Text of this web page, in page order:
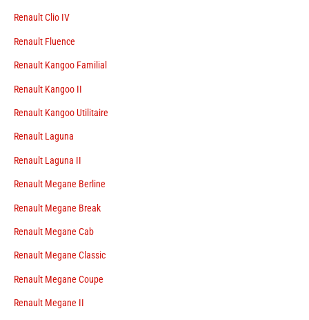
Renault Clio IV
Renault Fluence
Renault Kangoo Familial
Renault Kangoo II
Renault Kangoo Utilitaire
Renault Laguna
Renault Laguna II
Renault Megane Berline
Renault Megane Break
Renault Megane Cab
Renault Megane Classic
Renault Megane Coupe
Renault Megane II